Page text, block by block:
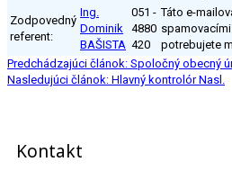
Zodpovedný
referent:
Ing.
Dominik
BAŠISTA
051 -
4880
420
Táto e-
potrebujete
Predchádzajúci článok: Spoločný obecný
Nasledujúci článok: Hlavný kontrolórNasl.
Kontakt